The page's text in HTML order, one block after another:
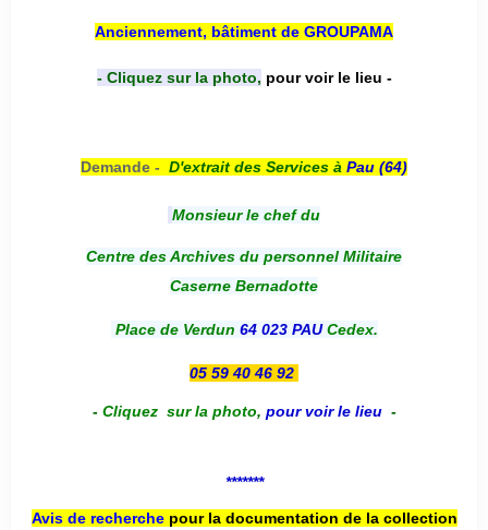
Anciennement, bâtiment de GROUPAMA
- Cliquez sur la photo, pour voir le lieu -
Demande - D'extrait des Services à Pau (64)
Monsieur le chef du
Centre des Archives du personnel Militaire
Caserne Bernadotte
Place de Verdun 64 023 PAUCedex.
05 59 40 46 92
- Cliquez sur la photo, pour voir le lieu -
*******
Avis de recherche pour la documentation de la collection